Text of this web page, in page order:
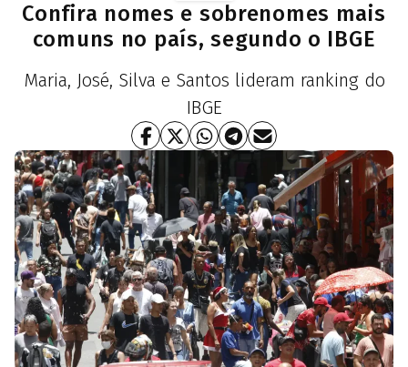
Confira nomes e sobrenomes mais
comuns no país, segundo o IBGE
Maria, José, Silva e Santos lideram ranking do
IBGE
De cada cem brasileiros, seis são Marias. Elas somam 12,3 milhões